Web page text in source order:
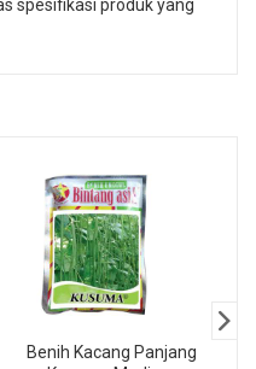
spesifikasi produk yang
Benih Kacang Panjang